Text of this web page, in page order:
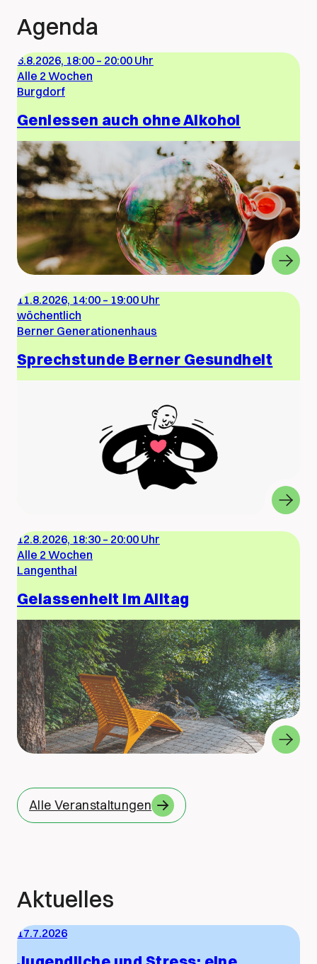
Agenda
6.8.2026, 18:00 – 20:00 Uhr
Alle 2 Wochen
Burgdorf
Geniessen auch ohne Alkohol
11.8.2026, 14:00 – 19:00 Uhr
wöchentlich
Berner Generationenhaus
Sprechstunde Berner Gesundheit
12.8.2026, 18:30 – 20:00 Uhr
Alle 2 Wochen
Langenthal
Gelassenheit im Alltag
Alle Veranstaltungen
Aktuelles
17.7.2026